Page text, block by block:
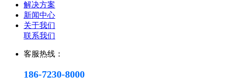
解决方案
新闻中心
关于我们
联系我们
客服热线：
186-7230-8000